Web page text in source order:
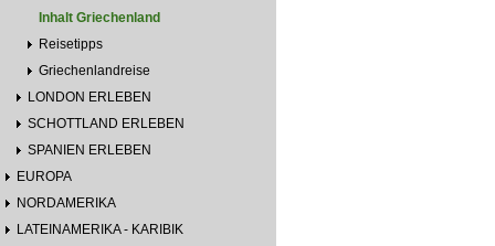
Inhalt Griechenland
Reisetipps
Griechenlandreise
LONDON ERLEBEN
SCHOTTLAND ERLEBEN
SPANIEN ERLEBEN
EUROPA
NORDAMERIKA
LATEINAMERIKA - KARIBIK